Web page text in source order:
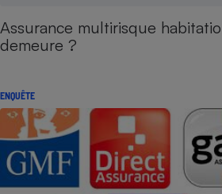
Assurance multirisque
demeure ?
ENQUÊTE